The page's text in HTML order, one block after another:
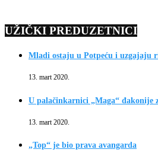
UŽIČKI PREDUZETNICI
Mladi ostaju u Potpeću i uzgajaju
13. mart 2020.
U palačinkarnici „Maga“ đakonije
13. mart 2020.
„Top“ je bio prava avangarda